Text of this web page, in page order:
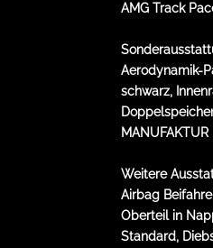
AMG Track
Aerodynamik-
schwarz,
Weitere
Airbag
Oberteil in
Standard,